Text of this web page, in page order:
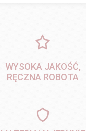
WYSOKA JAKOŚĆ,
RĘCZNA ROBOTA